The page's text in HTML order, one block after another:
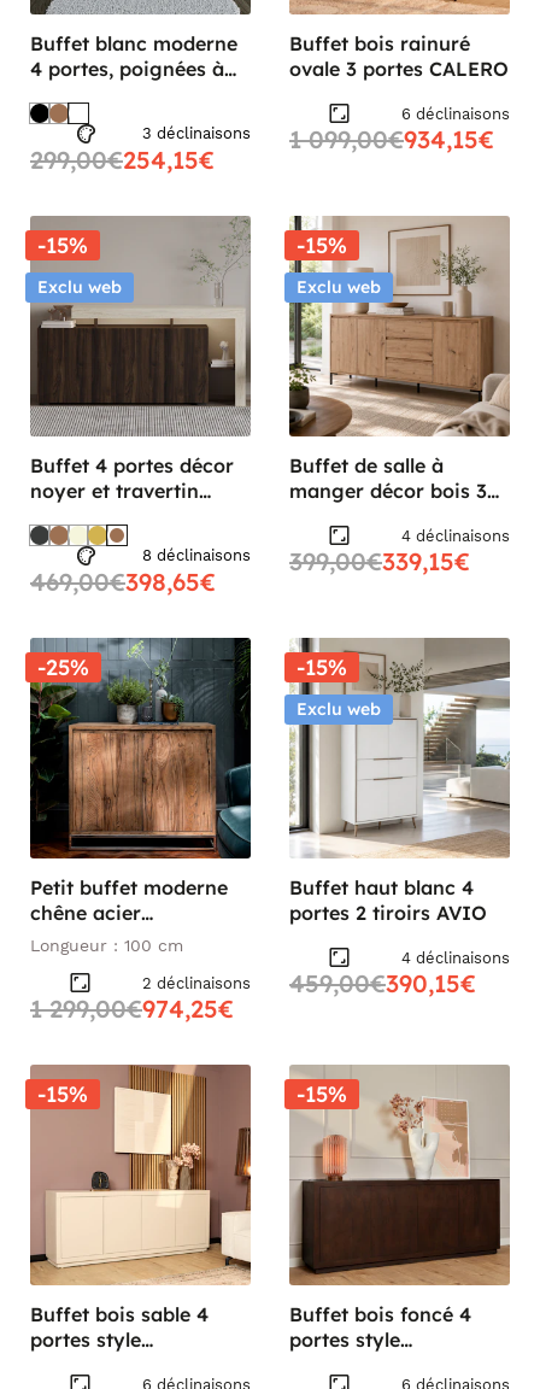
Buffet blanc moderne
4 portes, poignées à
3 déclinaisons
299,00€254,15€
Buffet bois rainuré
ovale 3 portes CALERO
6 déclinaisons
1 099,00€934,15€
-15%
Exclu web
Buffet 4 portes décor
noyer et travertin
8 déclinaisons
469,00€398,65€
-15%
Exclu web
Buffet de salle à
manger décor bois 3
4 déclinaisons
399,00€339,15€
-25%
Petit buffet moderne
chêne acier
RIVERSIDE
Longueur : 100 cm
2 déclinaisons
1 299,00€974,25€
-15%
Exclu web
Buffet haut blanc 4
portes 2 tiroirs AVIO
4 déclinaisons
459,00€390,15€
-15%
Buffet bois sable 4
portes style
6 déclinaisons
-15%
Buffet bois foncé 4
portes style
6 déclinaisons